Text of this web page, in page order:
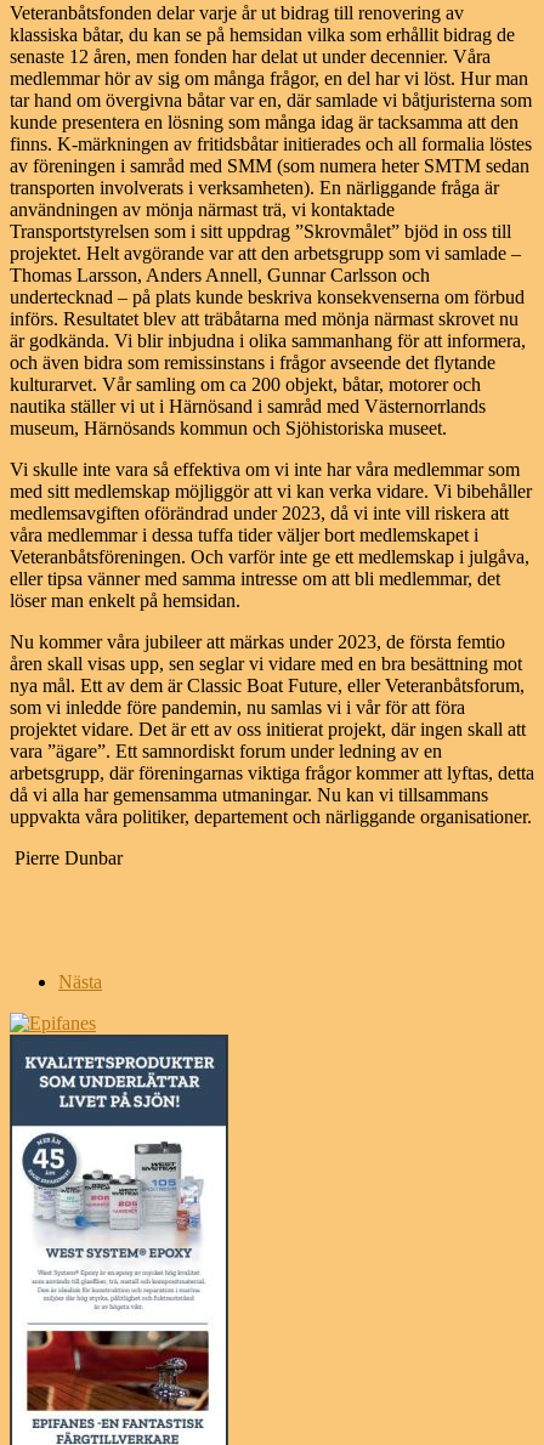
Veteranbåtsfonden delar varje år ut bidrag till renovering av
klassiska båtar, du kan se på hemsidan vilka som erhållit bidrag de
senaste 12 åren, men fonden har delat ut under decennier. Våra
medlemmar hör av sig om många frågor, en del har vi löst. Hur man
tar hand om övergivna båtar var en, där samlade vi båtjuristerna som
kunde presentera en lösning som många idag är tacksamma att den
finns. K-märkningen av fritidsbåtar initierades och all formalia löstes
av föreningen i samråd med SMM (som numera heter SMTM sedan
transporten involverats i verksamheten). En närliggande fråga är
användningen av mönja närmast trä, vi kontaktade
Transportstyrelsen som i sitt uppdrag ”Skrovmålet” bjöd in oss till
projektet. Helt avgörande var att den arbetsgrupp som vi samlade –
Thomas Larsson, Anders Annell, Gunnar Carlsson och
undertecknad – på plats kunde beskriva konsekvenserna om förbud
införs. Resultatet blev att träbåtarna med mönja närmast skrovet nu
är godkända. Vi blir inbjudna i olika sammanhang för att informera,
och även bidra som remissinstans i frågor avseende det flytande
kulturarvet. Vår samling om ca 200 objekt, båtar, motorer och
nautika ställer vi ut i Härnösand i samråd med Västernorrlands
museum, Härnösands kommun och Sjöhistoriska museet.
Vi skulle inte vara så effektiva om vi inte har våra medlemmar som
med sitt medlemskap möjliggör att vi kan verka vidare. Vi bibehåller
medlemsavgiften oförändrad under 2023, då vi inte vill riskera att
våra medlemmar i dessa tuffa tider väljer bort medlemskapet i
Veteranbåtsföreningen. Och varför inte ge ett medlemskap i julgåva,
eller tipsa vänner med samma intresse om att bli medlemmar, det
löser man enkelt på hemsidan.
Nu kommer våra jubileer att märkas under 2023, de första femtio
åren skall visas upp, sen seglar vi vidare med en bra besättning mot
nya mål. Ett av dem är Classic Boat Future, eller Veteranbåtsforum,
som vi inledde före pandemin, nu samlas vi i vår för att föra
projektet vidare. Det är ett av oss initierat projekt, där ingen skall att
vara ”ägare”. Ett samnordiskt forum under ledning av en
arbetsgrupp, där föreningarnas viktiga frågor kommer att lyftas, detta
då vi alla har gemensamma utmaningar. Nu kan vi tillsammans
uppvakta våra politiker, departement och närliggande organisationer.
Pierre Dunbar
Nästa